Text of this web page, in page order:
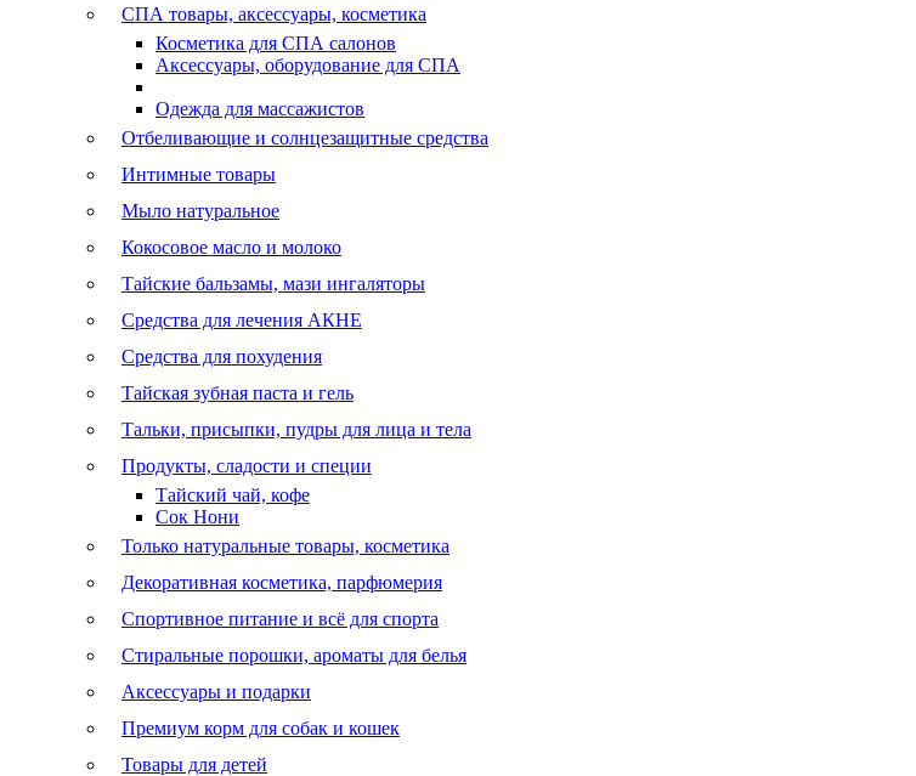
СПА товары, аксессуары, косметика
Косметика для СПА салонов
Аксессуары, оборудование для СПА
Одежда для массажистов
Отбеливающие и солнцезащитные средства
Интимные товары
Мыло натуральное
Кокосовое масло и молоко
Тайские бальзамы, мази ингаляторы
Средства для лечения АКНЕ
Средства для похудения
Тайская зубная паста и гель
Тальки, присыпки, пудры для лица и тела
Продукты, сладости и специи
Тайский чай, кофе
Сок Нони
Только натуральные товары, косметика
Декоративная косметика, парфюмерия
Спортивное питание и всё для спорта
Стиральные порошки, ароматы для белья
Аксессуары и подарки
Премиум корм для собак и кошек
Товары для детей